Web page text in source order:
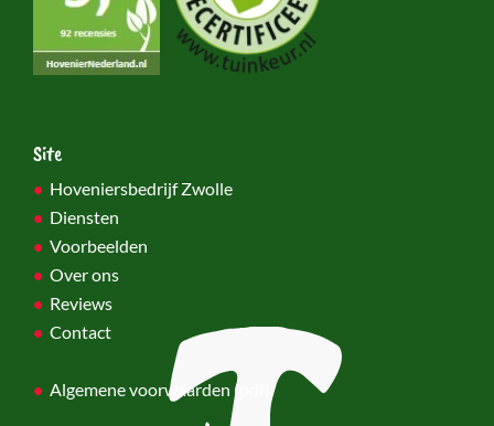
Site
Hoveniersbedrijf Zwolle
Diensten
Voorbeelden
Over ons
Reviews
Contact
Algemene voorwaarden (pdf)